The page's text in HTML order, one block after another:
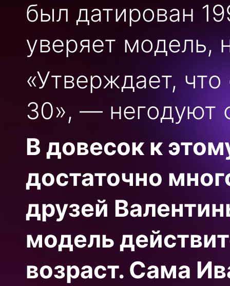
был датирован
уверяет модель,
«Утверждает,
30», — негодуют
В довесок к
достаточно
друзей
модель
возраст. Сама